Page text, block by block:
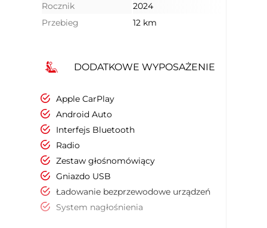
Rocznik
2024
Przebieg
12 km
DODATKOWE WYPOSAŻENIE
Apple CarPlay
Android Auto
Interfejs Bluetooth
Radio
Zestaw głośnomówiący
Gniazdo USB
Ładowanie bezprzewodowe urządzeń
System nagłośnienia